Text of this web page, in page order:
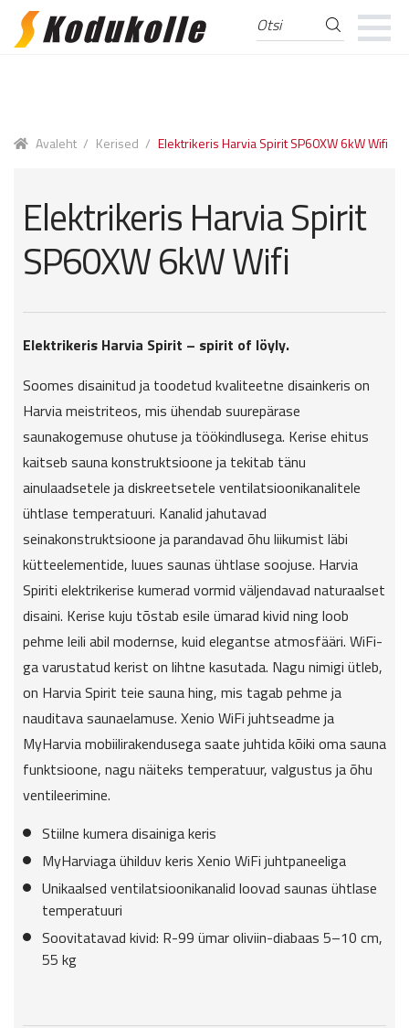
Skip
Skip
Otsi:
Avaleht / Kerised / Elektrikeris Harvia Spirit SP60XW 6kW Wifi
Elektrikeris Harvia Spirit
SP60XW 6kW Wifi
Elektrikeris Harvia Spirit – spirit of löyly.
Soomes disainitud ja toodetud kvaliteetne disainkeris on
Harvia meistriteos, mis ühendab suurepärase
saunakogemuse ohutuse ja töökindlusega. Kerise ehitus
kaitseb sauna konstruktsioone ja tekitab tänu
ainulaadsetele ja diskreetsetele ventilatsioonikanalitele
ühtlase temperatuuri. Kanalid jahutavad
seinakonstruktsioone ja parandavad õhu liikumist läbi
kütteelementide, luues saunas ühtlase soojuse. Harvia
Spiriti elektrikerise kumerad vormid väljendavad naturaalset
disaini. Kerise kuju tõstab esile ümarad kivid ning loob
pehme leili abil modernse, kuid elegantse atmosfääri. WiFi-
ga varustatud kerist on lihtne kasutada. Nagu nimigi ütleb,
on Harvia Spirit teie sauna hing, mis tagab pehme ja
nauditava saunaelamuse. Xenio WiFi juhtseadme ja
MyHarvia mobiilirakendusega saate juhtida kõiki oma sauna
funktsioone, nagu näiteks temperatuur, valgustus ja õhu
ventileerimine.
Stiilne kumera disainiga keris
MyHarviaga ühilduv keris Xenio WiFi juhtpaneeliga
Unikaalsed ventilatsioonikanalid loovad saunas ühtlase
temperatuuri
Soovitatavad kivid: R-99 ümar oliviin-diabaas 5–10 cm,
55 kg